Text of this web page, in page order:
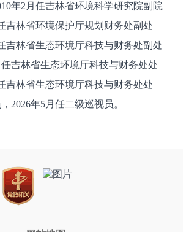
年2月任吉林省环境科学研究院副院
吉林省环境保护厅规划财务处副处
吉林省生态环境厅科技与财务处副处
任吉林省生态环境厅科技与财务处处
吉林省生态环境厅科技与财务处处
2026年5月任二级巡视员。